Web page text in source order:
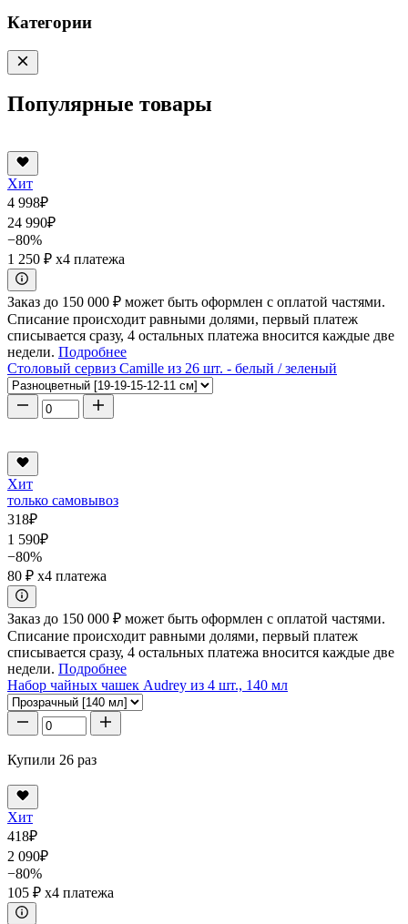
Категории
Популярные товары
Хит
4 998₽
24 990₽
−80%
1 250 ₽ x4 платежа
Заказ до 150 000 ₽ может быть оформлен с оплатой частями.
Списание происходит равными долями, первый платеж
списывается сразу, 4 остальных платежа вносится каждые две
недели. Подробнее
Столовый сервиз Camille из 26 шт. - белый / зеленый
Хит
только самовывоз
318₽
1 590₽
−80%
80 ₽ x4 платежа
Заказ до 150 000 ₽ может быть оформлен с оплатой частями.
Списание происходит равными долями, первый платеж
списывается сразу, 4 остальных платежа вносится каждые две
недели. Подробнее
Набор чайных чашек Audrey из 4 шт., 140 мл
Купили 26 раз
Хит
418₽
2 090₽
−80%
105 ₽ x4 платежа